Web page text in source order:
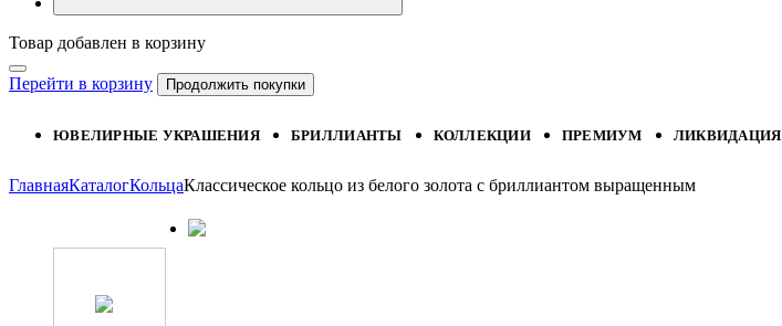
Товар добавлен в корзину
Перейти в корзину Продолжить покупки
ЮВЕЛИРНЫЕ УКРАШЕНИЯ БРИЛЛИАНТЫ КОЛЛЕКЦИИ ПРЕМИУМ ЛИКВИДАЦИЯ
ГлавнаяКаталогКольцаКлассическое кольцо из белого золота с бриллиантом выращенным